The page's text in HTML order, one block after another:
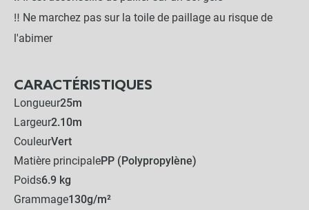
LES PRODUITS ALTERNATIFS
Lot de 250 agrafes métal
4x9x24cm - Sol caillouteux
‼️ Ne marchez pas sur la toile de paillage au risque de
l'abimer
CARACTÉRISTIQUES
Longueur25m
Largeur2.10m
CouleurVert
Matière principalePP (Polypropylène)
Poids6.9 kg
Grammage130g/m²